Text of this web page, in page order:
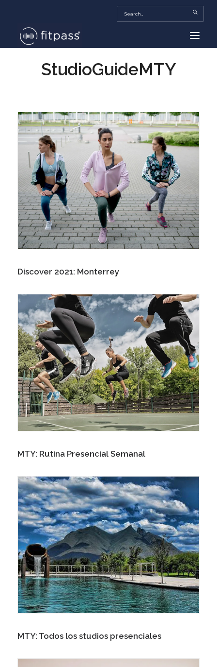
HOME
FITPASS TV
FITBIZ
TRENDS
MORE…
StudioGuideMTY
Discover 2021: Monterrey
MTY: Rutina Presencial Semanal
MTY: Todos los studios presenciales